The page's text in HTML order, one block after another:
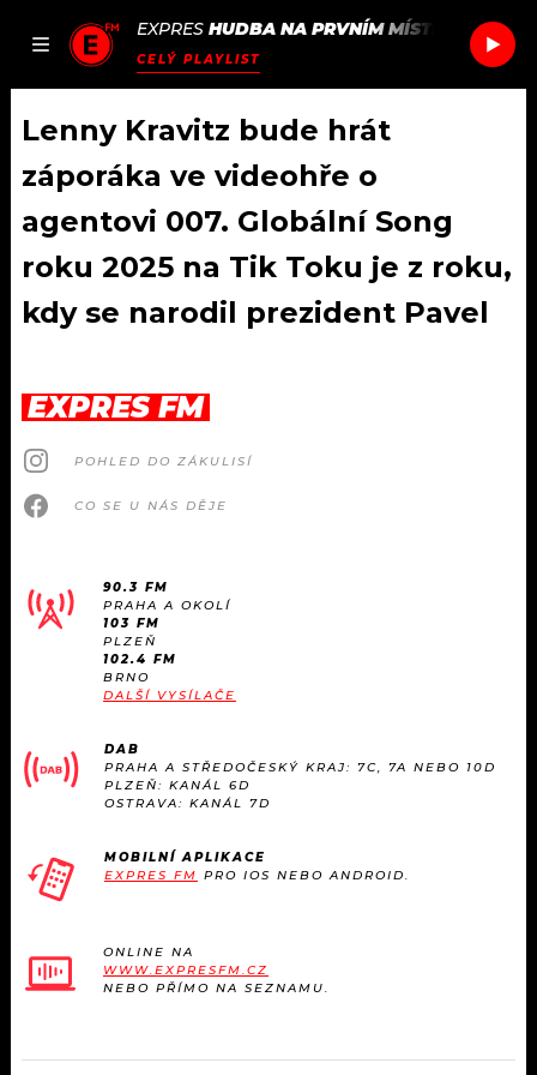
JAK
SEZNAM.CZ
EXPRES HUDBA NA PRVNÍM MÍSTĚ
CELÝ PLAYLIST
ČLÁNKY
AKTUÁLNĚ
#NEBUDUDOMA
KVÍZY
KULTURA
OSTATNÍ
PODCASTY
RÁDIO
APLIKACE
PLAYLIST
JAK NALADIT
SOUTĚŽE
Lenny Kravitz bude hrát
záporáka ve videohře o
agentovi 007. Globální Song
roku 2025 na Tik Toku je z roku,
kdy se narodil prezident Pavel
EXPRES FM
POHLED DO ZÁKULISÍ
CO SE U NÁS DĚJE
90.3 FM
PRAHA A OKOLÍ
103 FM
PLZEŇ
102.4 FM
BRNO
DALŠÍ VYSÍLAČE
DAB
PRAHA A STŘEDOČESKÝ KRAJ: 7C, 7A NEBO 10D
PLZEŇ: KANÁL 6D
OSTRAVA: KANÁL 7D
MOBILNÍ APLIKACE
EXPRES FM PRO IOS NEBO ANDROID.
ONLINE NA
WWW.EXPRESFM.CZ
NEBO PŘÍMO NA SEZNAMU.